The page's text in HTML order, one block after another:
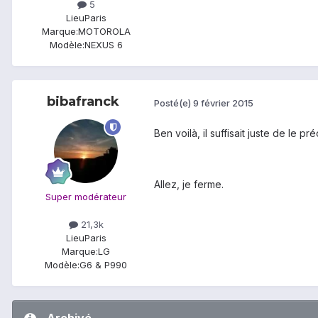
5
LieuParis
Marque:MOTOROLA
Modèle:NEXUS 6
bibafranck
Super modérateur
21,3k
LieuParis
Marque:LG
Modèle:G6 & P990
Posté(e) 9 février 2015
Ben voilà, il suffisait juste de le
Allez, je ferme.